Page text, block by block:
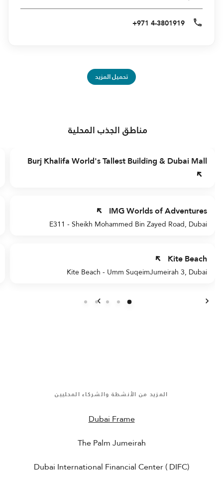
+971 4-3801919
تحميل المزيد
مناطق الجذب المحلية
Burj Khalifa World's Tallest Building & Dubai Mall
IMG Worlds of Adventures
E311 - Sheikh Mohammed Bin Zayed Road, Dubai
Kite Beach
Kite Beach - Umm SuqeimJumeirah 3, Dubai
المزيد من الأنشطة والشركاء المحليين
Dubai Frame
The Palm Jumeirah
Dubai International Financial Center ( DIFC)